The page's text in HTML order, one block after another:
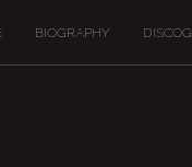
BIOGRAPHY